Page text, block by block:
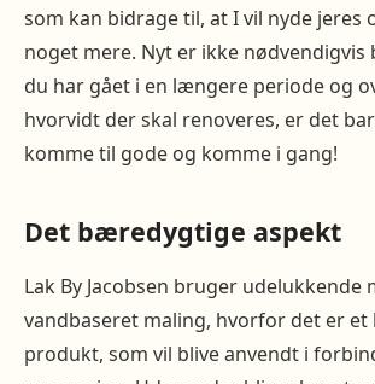
som kan bidrage til, at I vil nyde jeres
noget mere. Nyt er ikke nødvendigvis
du har gået i en længere periode og
hvorvidt der skal renoveres, er det
komme til gode og komme i gang!
Det bæredygtige aspekt
Lak By Jacobsen bruger udelukkende
vandbaseret maling, hvorfor det er
produkt, som vil blive anvendt i